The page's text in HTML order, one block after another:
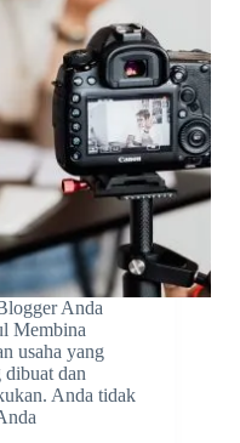
Anda
Membina
usaha yang
dibuat dan
Anda tidak